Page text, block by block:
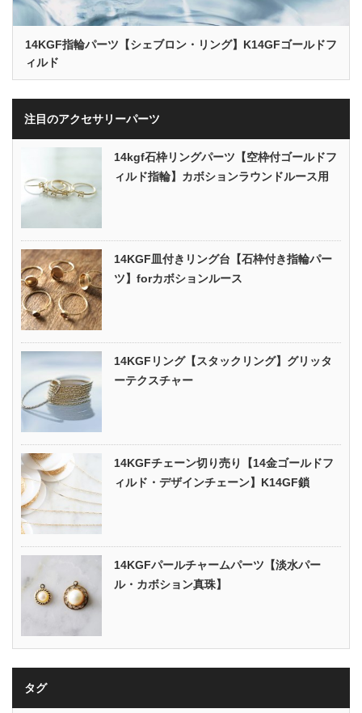
14KGF指輪パーツ【シェブロン・リング】K14GFゴールドフ
ィルド
注目のアクセサリーパーツ
14kgf石枠リングパーツ【空枠付ゴールドフ
ィルド指輪】カボションラウンドルース用
14KGF皿付きリング台【石枠付き指輪パー
ツ】forカボションルース
14KGFリング【スタックリング】グリッタ
ーテクスチャー
14KGFチェーン切り売り【14金ゴールドフ
ィルド・デザインチェーン】K14GF鎖
14KGFパールチャームパーツ【淡水パー
ル・カボション真珠】
タグ